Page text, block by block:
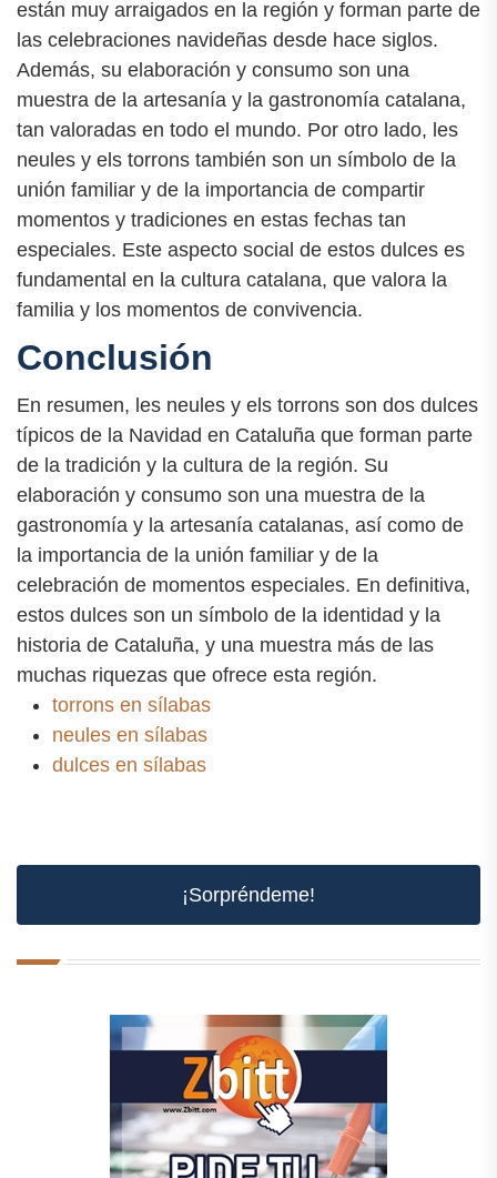
están muy arraigados en la región y forman parte de
las celebraciones navideñas desde hace siglos.
Además, su elaboración y consumo son una
muestra de la artesanía y la gastronomía catalana,
tan valoradas en todo el mundo. Por otro lado, les
neules y els torrons también son un símbolo de la
unión familiar y de la importancia de compartir
momentos y tradiciones en estas fechas tan
especiales. Este aspecto social de estos dulces es
fundamental en la cultura catalana, que valora la
familia y los momentos de convivencia.
Conclusión
En resumen, les neules y els torrons son dos dulces
típicos de la Navidad en Cataluña que forman parte
de la tradición y la cultura de la región. Su
elaboración y consumo son una muestra de la
gastronomía y la artesanía catalanas, así como de
la importancia de la unión familiar y de la
celebración de momentos especiales. En definitiva,
estos dulces son un símbolo de la identidad y la
historia de Cataluña, y una muestra más de las
muchas riquezas que ofrece esta región.
torrons en sílabas
neules en sílabas
dulces en sílabas
¡Sorpréndeme!